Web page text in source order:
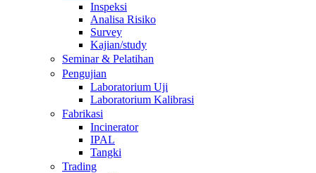
Inspeksi
Analisa Risiko
Survey
Kajian/study
Seminar & Pelatihan
Pengujian
Laboratorium Uji
Laboratorium Kalibrasi
Fabrikasi
Incinerator
IPAL
Tangki
Trading